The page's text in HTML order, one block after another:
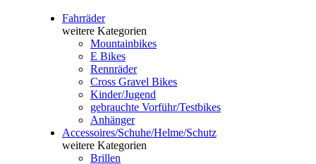
Fahrräder
weitere Kategorien
Mountainbikes
E Bikes
Rennräder
Cross Gravel Bikes
Kinder/Jugend
gebrauchte Vorführ/Testbikes
Anhänger
Accessoires/Schuhe/Helme/Schutz
weitere Kategorien
Brillen